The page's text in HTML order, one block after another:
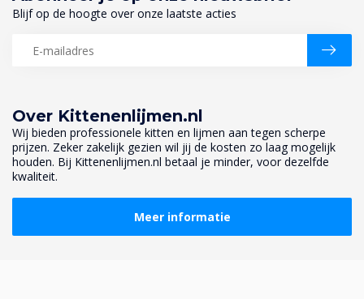
Over Kittenenlijmen.nl
Wij bieden professionele kitten en lijmen aan tegen scherpe
prijzen. Zeker zakelijk gezien wil jij de kosten zo laag mogelijk
houden. Bij Kittenenlijmen.nl betaal je minder, voor dezelfde
kwaliteit.
Meer informatie
Blijf op de hoogte over onze laatste acties